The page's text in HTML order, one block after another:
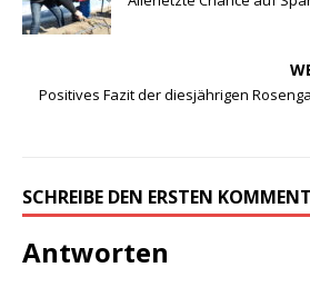
Positives Fazit der diesjährigen
SCHREIBE DEN ERSTEN
Antworten